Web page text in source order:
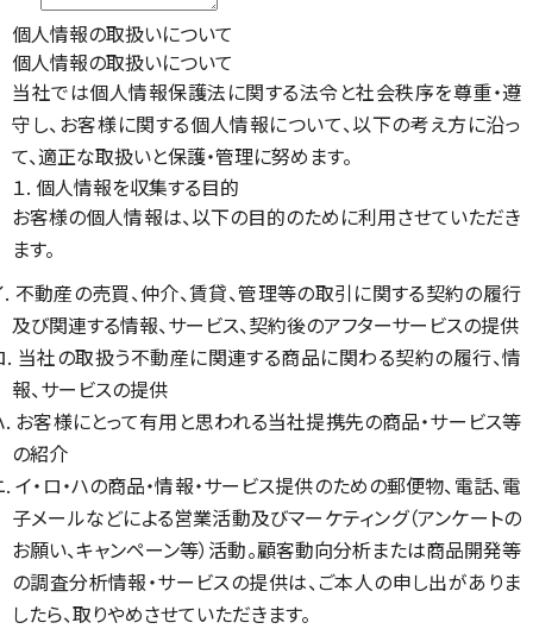
個人情報の取扱いについて
個人情報の取扱いについて
当社では個人情報保護法に関する法令と社会秩序を尊重・遵
守し、お客様に関する個人情報について、以下の考え方に沿っ
て、適正な取扱いと保護・管理に努めます。
１. 個人情報を収集する目的
お客様の個人情報は、以下の目的のために利用させていただき
ます。
. 不動産の売買、仲介、賃貸、管理等の取引に関する契約の履行
及び関連する情報、サービス、契約後のアフターサービスの提供
. 当社の取扱う不動産に関連する商品に関わる契約の履行、情
報、サービスの提供
. お客様にとって有用と思われる当社提携先の商品・サービス等
の紹介
. イ・ロ・ハの商品・情報・サービス提供のための郵便物、電話、電
子メールなどによる営業活動及びマーケティング（アンケートの
お願い、キャンペーン等）活動。顧客動向分析または商品開発等
の調査分析情報・サービスの提供は、ご本人の申し出がありま
したら、取りやめさせていただきます。